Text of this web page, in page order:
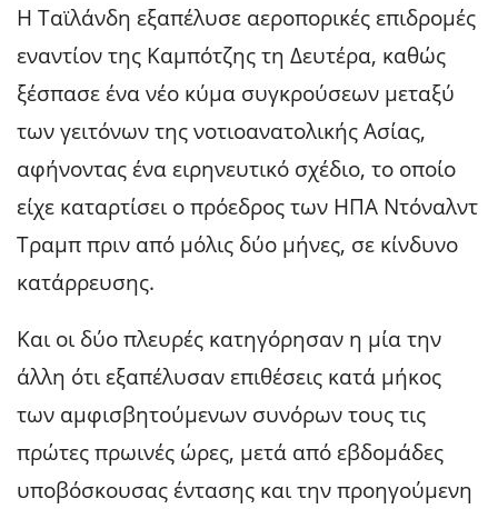
Η Ταϊλάνδη εξαπέλυσε αεροπορικές επιδρομές
εναντίον της Καμπότζης τη Δευτέρα, καθώς
ξέσπασε ένα νέο κύμα συγκρούσεων μεταξύ
των γειτόνων της νοτιοανατολικής Ασίας,
αφήνοντας ένα ειρηνευτικό σχέδιο, το οποίο
είχε καταρτίσει ο πρόεδρος των ΗΠΑ Ντόναλντ
Τραμπ πριν από μόλις δύο μήνες, σε κίνδυνο
κατάρρευσης.
Και οι δύο πλευρές κατηγόρησαν η μία την
άλλη ότι εξαπέλυσαν επιθέσεις κατά μήκος
των αμφισβητούμενων συνόρων τους τις
πρώτες πρωινές ώρες, μετά από εβδομάδες
υποβόσκουσας έντασης και την προηγούμενη